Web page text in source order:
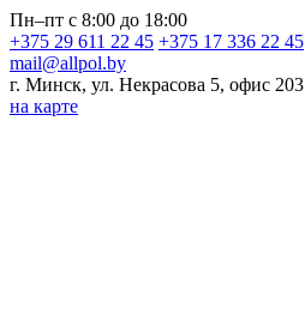
Пн–пт с 8:00 до 18:00
+375 29 611 22 45 +375 17 336 22 45
mail@allpol.by
г. Минск, ул. Некрасова 5, офис 203
на карте